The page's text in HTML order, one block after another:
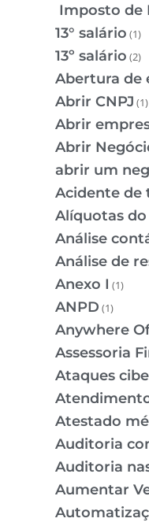
Imposto de
13° salário (1)
13º salário (2)
Abertura de
Abrir CNPJ (1)
Abrir
Abrir
abrir um
Acidente de
Alíquotas do
Análise
Análise de
Anexo I (1)
ANPD (1)
Anywhere
Assessoria
Ataques
Atestado
Auditoria
Auditoria
Aumentar